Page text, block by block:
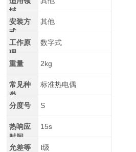
域
安装方
式
其他
工作原
理
数字式
重量 2kg
常见种
类
标准热电偶
分度号 S
热响应
时间
15s
允差等
Ⅰ级